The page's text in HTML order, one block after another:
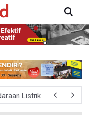
Listrik untuk Produk